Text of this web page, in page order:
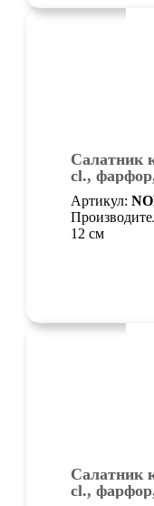
Салатник
cl.,
Артикул:
12 см
Салатник
cl.,